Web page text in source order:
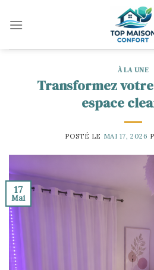
À LA UNE
Transformez
espace
POSTÉ LE MAI 17, 2026
17
Mai